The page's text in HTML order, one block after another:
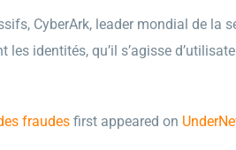
CyberArk, leader mondial de la
identités, qu’il s’agisse
fraudes first appeared on